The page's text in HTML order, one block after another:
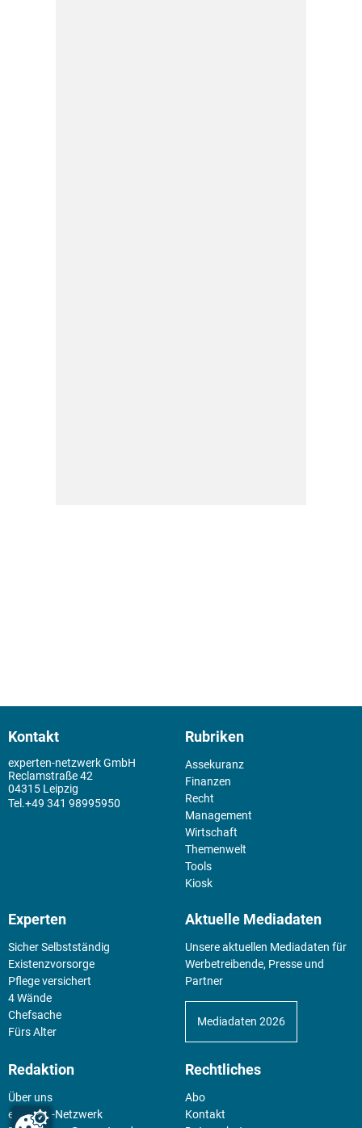
Kontakt
experten-netzwerk GmbH
Reclamstraße 42
04315 Leipzig
+49 341 98995950
Rubriken
Assekuranz
Finanzen
Recht
Management
Wirtschaft
Themenwelt
Tools
Kiosk
Experten
Sicher Selbstständig
Existenz­vorsorge
Pflege versichert
4 Wände
Chefsache
Fürs Alter
Aktuelle Mediadaten
Unsere aktuellen Mediadaten für
Werbetreibende, Presse und
Partner
Mediadaten 2026
Redaktion
Über uns
experten-Netzwerk
Rechtliches
Abo
Kontakt